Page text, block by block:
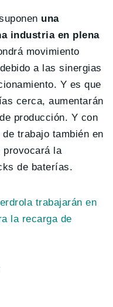
una
industria en plena
movimiento
a las sinergias
Y es que
cerca, aumentarán
producción. Y con
trabajo también en
provocará la
de baterías.
trabajarán en
la recarga de